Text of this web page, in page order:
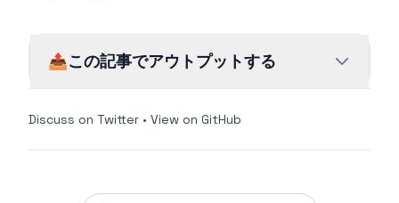
📤この記事でアウトプットする
Discuss on Twitter • View on GitHub